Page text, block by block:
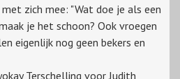
zich mee: "Wat doe je als een
je het schoon? Ook vroegen
eigenlijk nog geen bekers en
Terschelling voor Judith